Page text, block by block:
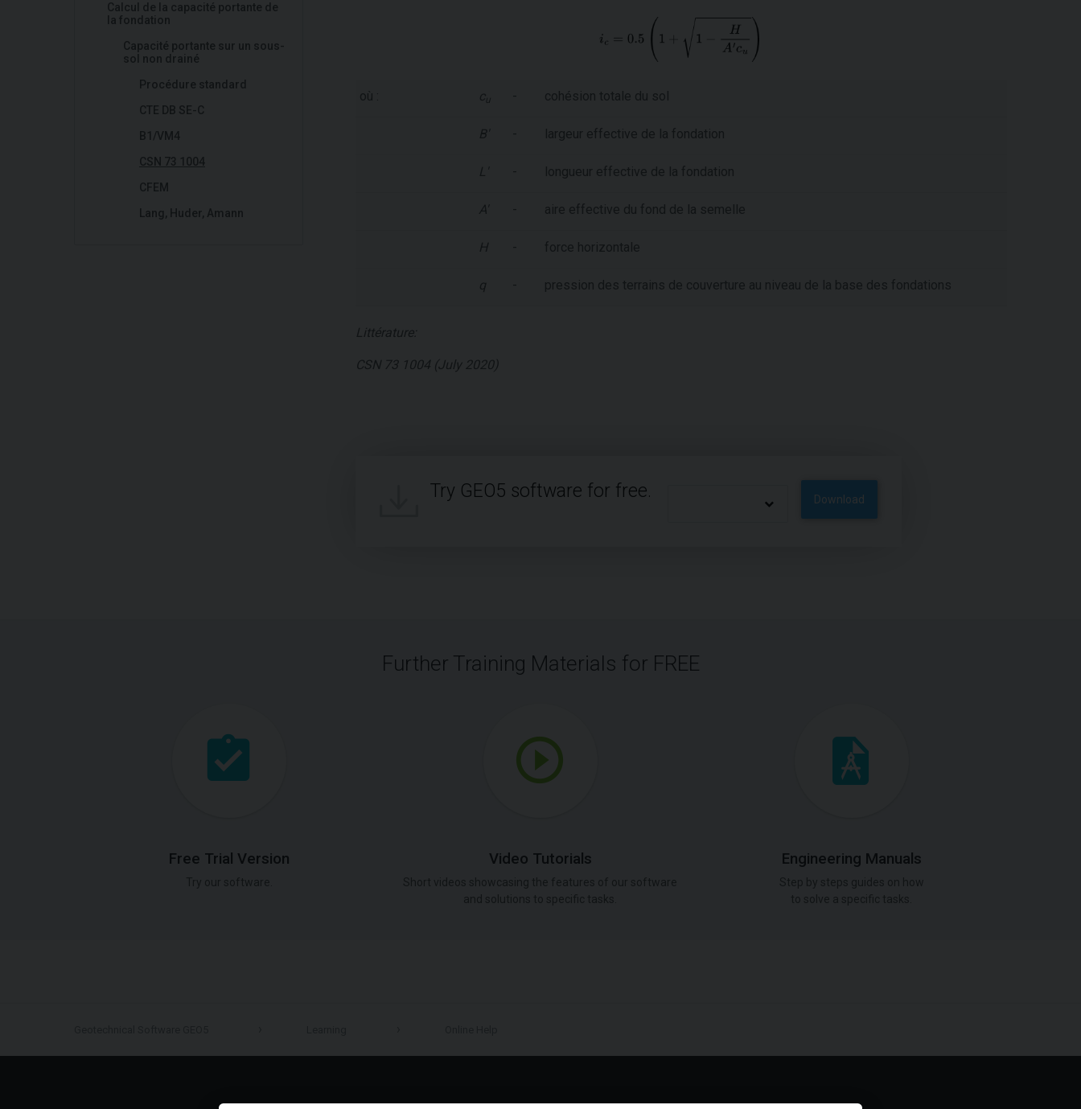
Calcul de la capacité portante de
la fondation
Capacité portante sur un sous-
sol non drainé
Procédure standard
CTE DB SE-C
B1/VM4
CSN 73 1004
CFEM
Lang, Huder, Amann
où : c u - cohésion totale du sol
B' - largeur effective de la fondation
L' - longueur effective de la fondation
A' - aire effective du fond de la semelle
H - force horizontale
q - pression des terrains de couverture au niveau de la base des fondations
Littérature:
CSN 73 1004 (July 2020)
Try GEO5 software for free. Download
Further Training Materials for FREE
Free Trial Version Video Tutorials Engineering Manuals